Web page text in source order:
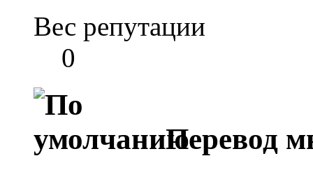
Вес репутации
0
Перевод